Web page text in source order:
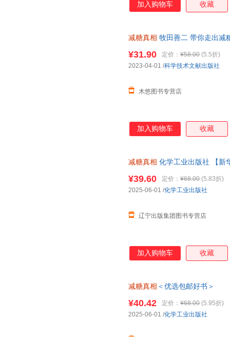
加入购物车 收藏
减糖真相 牧田善二 带你走出减
¥31.90 定价： ¥58.00 (5.5折)
木悠图书专营店
2023-04-01 /科学技术文献出版社
加入购物车 收藏
减糖真相 化学工业出版社 【新
¥39.60 定价： ¥68.00 (5.83折)
辽宁出版集团图书专营店
2025-06-01 /化学工业出版社
加入购物车 收藏
减糖真相 ＜优选包邮好书＞
¥40.42 定价： ¥68.00 (5.95折)
2025-06-01 /化学工业出版社